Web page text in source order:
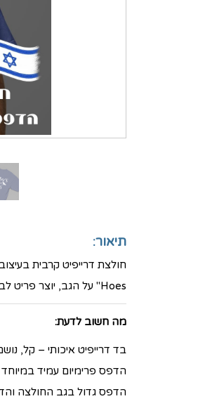
תיאור:
Hoes" על הגב, יוצר פריט לבוש עם נוכחות עוצמתית שלא דורשת הסברים. עיצוב נקי, טקטי ומקצועי למי שמחובר לרוח היחידה ולאחוות לוחמים אמיתית.
מה חשוב לדעת:
בד דרייפיט איכותי – קל,
הדפס פרימיום עמיד
הדפס גדול בגב החולצה